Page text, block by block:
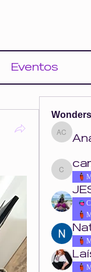
Eventos
Wonders
Ana Coura